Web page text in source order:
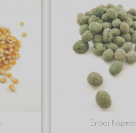
through
€ 7.00
Ξηροί Καρποί